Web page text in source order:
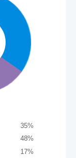
%
35
%
48
%
17